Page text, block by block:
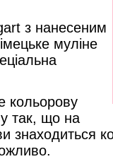
з нанесеним
муліне
кольорову
так, що на
знаходиться